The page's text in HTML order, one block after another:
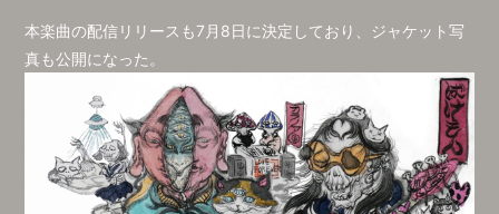
本楽曲の配信リリースも7月8日に決定しており、ジャケット写
真も公開になった。